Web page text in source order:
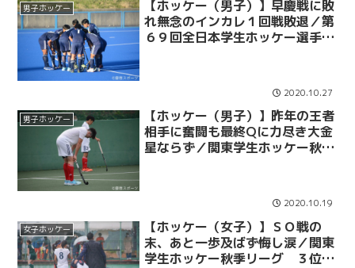
男子ホッケー
【ホッケー（男子）】早慶戦に敗
れ無念のインカレ１回戦敗退／第
６９回全日本学生ホッケー選手権
2020.10.27
男子ホッケー
【ホッケー（男子）】昨年の王者
相手に奮闘も最終Qに力尽き大金
星ならず／関東学生ホッケー秋季
2020.10.19
女子ホッケー
【ホッケー（女子）】ＳＯ戦の
末、あと一歩及ばず悔し涙／関東
学生ホッケー秋季リーグ ３位決